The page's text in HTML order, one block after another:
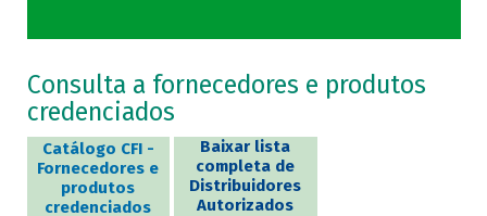
Consulta a fornecedores e produtos
credenciados
Catálogo CFI -
Fornecedores e
produtos
credenciados
Baixar lista
completa de
Distribuidores
Autorizados